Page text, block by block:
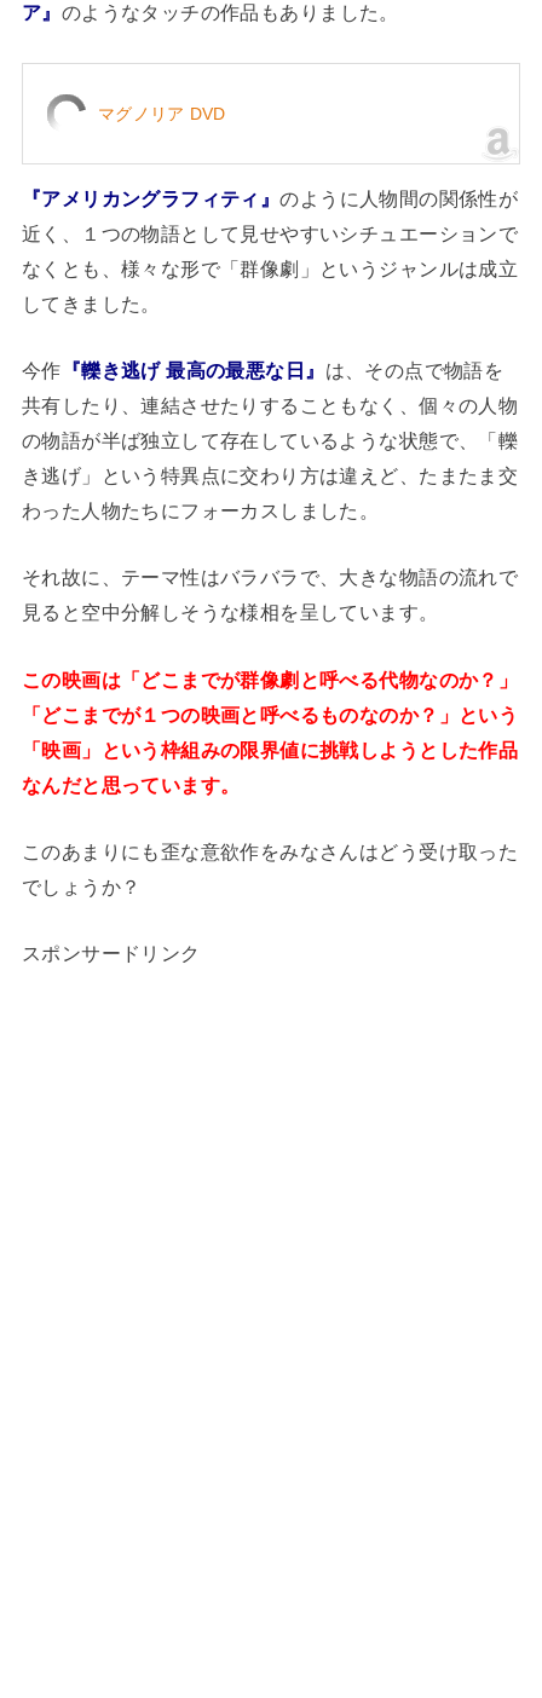
ア』 のようなタッチの作品もありました。
マグノリア DVD
『アメリカングラフィティ』のように人物間の関係性が
近く、１つの物語として見せやすいシチュエーションで
なくとも、様々な形で「群像劇」というジャンルは成立
してきました。
今作 『轢き逃げ 最高の最悪な日』 は、その点で物語を
共有したり、連結させたりすることもなく、個々の人物
の物語が半ば独立して存在しているような状態で、「轢
き逃げ」という特異点に交わり方は違えど、たまたま交
わった人物たちにフォーカスしました。
それ故に、テーマ性はバラバラで、大きな物語の流れで
見ると空中分解しそうな様相を呈しています。
この映画は「どこまでが群像劇と呼べる代物なのか？」
「どこまでが１つの映画と呼べるものなのか？」という
「映画」という枠組みの限界値に挑戦しようとした作品
なんだと思っています。
このあまりにも歪な意欲作をみなさんはどう受け取った
でしょうか？
スポンサードリンク